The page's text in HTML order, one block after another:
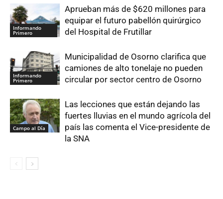
Informando
Primero
Aprueban más de $620 millones para
equipar el futuro pabellón quirúrgico
del Hospital de Frutillar
Informando
Primero
Municipalidad de Osorno clarifica que
camiones de alto tonelaje no pueden
circular por sector centro de Osorno
Campo al Día
Las lecciones que están dejando las
fuertes lluvias en el mundo agrícola del
país las comenta el Vice-presidente de
la SNA